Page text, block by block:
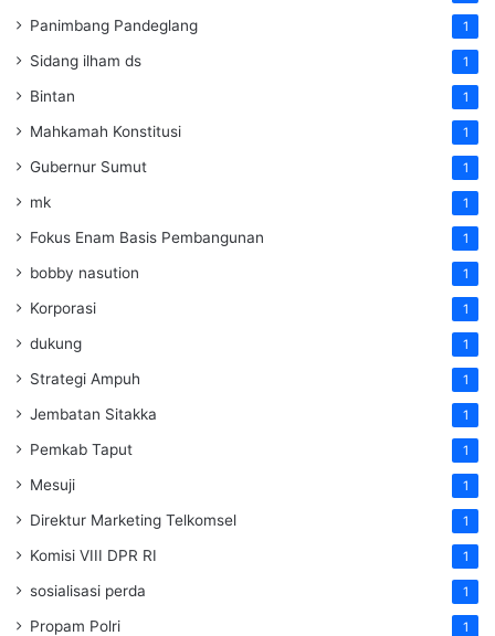
Panimbang Pandeglang 1
Sidang ilham ds 1
Bintan 1
Mahkamah Konstitusi 1
Gubernur Sumut 1
mk 1
Fokus Enam Basis Pembangunan 1
bobby nasution 1
Korporasi 1
dukung 1
Strategi Ampuh 1
Jembatan Sitakka 1
Pemkab Taput 1
Mesuji 1
Direktur Marketing Telkomsel 1
Komisi VIII DPR RI 1
sosialisasi perda 1
Propam Polri 1